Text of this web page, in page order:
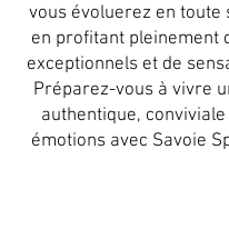
vous évoluerez en toute
en profitant pleinement
exceptionnels et de
Préparez-vous à vivre
authentique,
émotions avec Savoie